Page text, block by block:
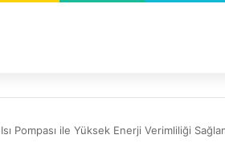
Isı Pompası ile Yüksek Enerji Verimliliği